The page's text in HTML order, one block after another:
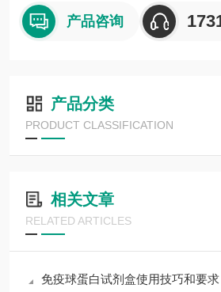
产品咨询
产品分类
PRODUCT CLASSIFICATION
相关文章
RELATED ARTICLES
免疫球蛋白试剂盒使用技巧和要求